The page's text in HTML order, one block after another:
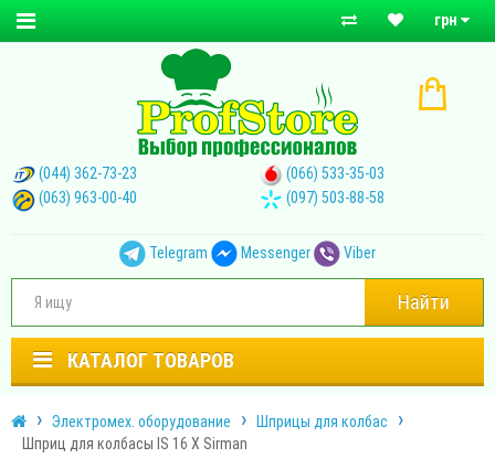
грн
(044) 362-73-23
(066) 533-35-03
(063) 963-00-40
(097) 503-88-58
Telegram Messenger Viber
Найти
КАТАЛОГ ТОВАРОВ
Электромех. оборудование
Шприцы для колбас
Шприц для колбасы IS 16 Х Sirman